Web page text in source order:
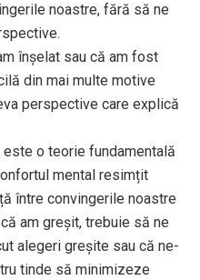
noastre, fără să ne
înșelat sau că am fost
din mai multe motive
perspective care explică
o teorie fundamentală
mental resimțit
între convingerile noastre
am greșit, trebuie să ne
alegeri greșite sau că ne-
tinde să minimizeze